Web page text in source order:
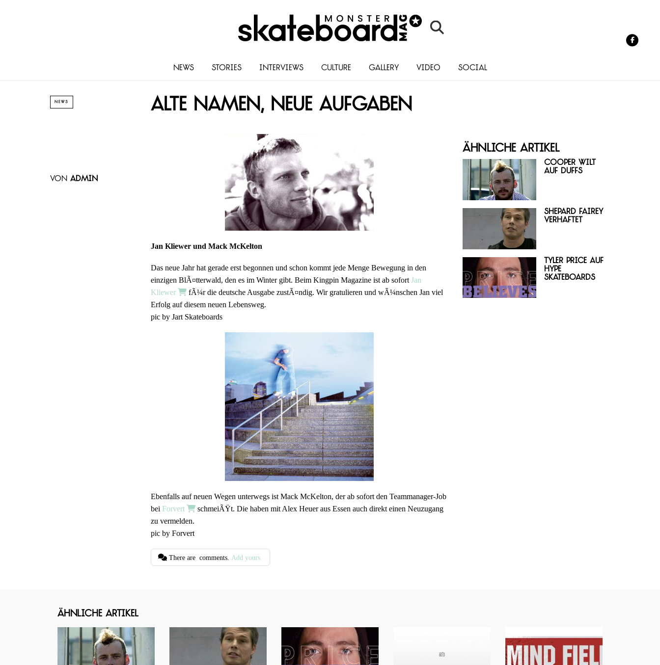
News Stories Interviews Culture Gallery Video Social
NEWS Alte Namen, neue Aufgaben
von admin
Jan Kliewer und Mack McKelton
Das neue Jahr hat gerade erst begonnen und schon kommt jede Menge Bewegung in den
einzigen BlÃ¤tterwald, den es im Winter gibt. Beim Kingpin Magazine ist ab sofort Jan
Kliewer
fÃ¼r die deutsche Ausgabe zustÃ¤ndig. Wir gratulieren und wÃ¼nschen Jan viel
Erfolg auf diesem neuen Lebensweg.
pic by Jart Skateboards
Ebenfalls auf neuen Wegen unterwegs ist Mack McKelton, der ab sofort den Teammanager-Job
bei Forvert
schmeiÃŸt. Die haben mit Alex Heuer aus Essen auch direkt einen Neuzugang
zu vermelden.
pic by Forvert
Ähnliche Artikel
Cooper Wilt
auf Duffs
Shepard Fairey
verhaftet
Tyler Price auf
Hype
Skateboards
There are comments. Add yours.
Ähnliche Artikel